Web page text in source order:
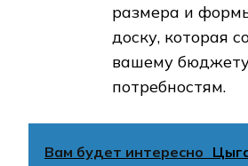
размера и
доску, которая
вашему
потребностям.
Вам будет интересно